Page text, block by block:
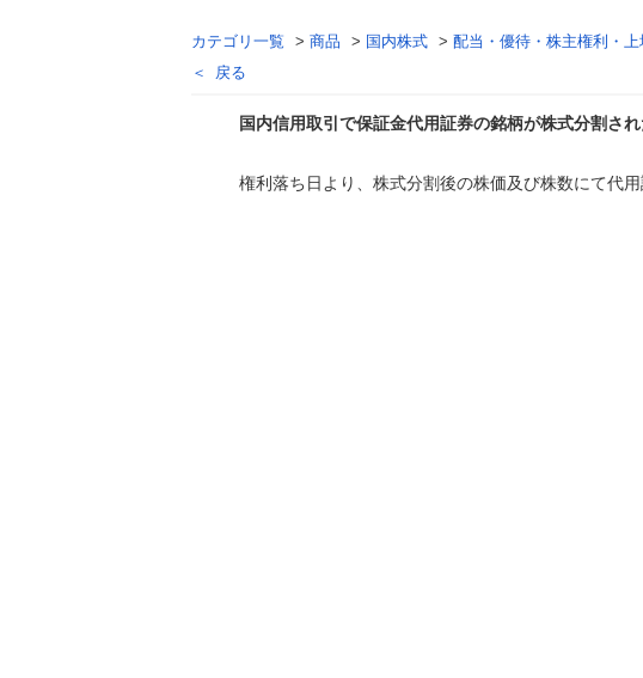
カテゴリ一覧 > 商品 > 国内株式 > 配当・優待・株主権利・上
戻る
国内信用取引で保証金代用証券の銘柄が株式分割さ
回答
権利落ち日より、株式分割後の株価及び株数にて代用